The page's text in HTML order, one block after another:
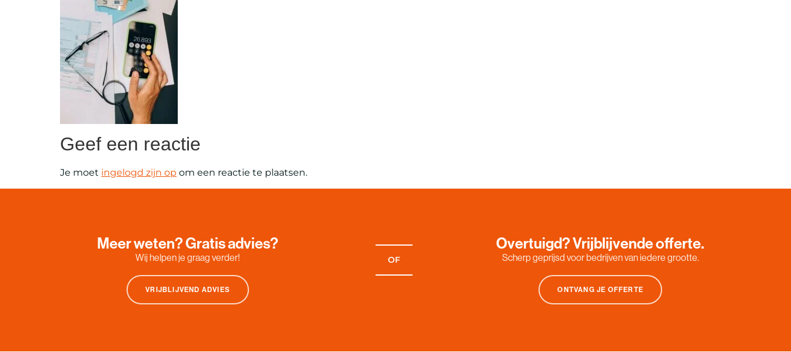
Geef een reactie
Je moet ingelogd zijn op om een reactie te plaatsen.
Meer weten? Gratis advies?
Wij helpen je graag verder!
VRIJBLIJVEND ADVIES
OF
Overtuigd? Vrijblijvende offerte.
Scherp geprijsd voor bedrijven van iedere grootte.
ONTVANG JE OFFERTE